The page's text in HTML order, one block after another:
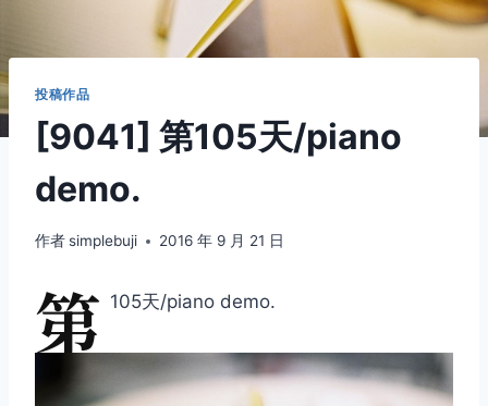
投稿作品
[9041] 第105天/piano
demo.
作者simplebuji 2016 年 9 月 21 日
第 105天/piano demo.